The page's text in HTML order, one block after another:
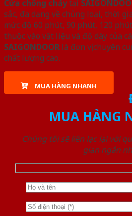
Cửa chống cháytại
sắc, đa dạng về chủng loại, thời
mức độ 60 phút, 90 phút, 120
thuộc vào vật liệu và độ dày của
SAIGONDOOR là đơn vị chuyên
chất lượng cao.
MUA HÀNG NHANH
MUA HÀNG
Chúng tôi sẽ liên lạc lại với
gian ngắn